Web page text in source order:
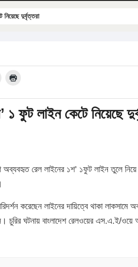
দুর্বৃত্তরা
ফুট লাইন কেটে নিয়েছে
রেল লাইনের ১শ’ ১ফুট লাইন তুলে নিয়ে
করেছেন লাইনের দায়িত্বে থাকা
ঘটনায় বাংলাদেশ রেলওয়ের এস.এ.ই/ওয়ে